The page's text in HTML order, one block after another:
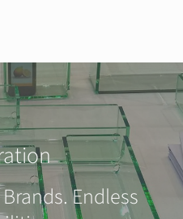
Endless